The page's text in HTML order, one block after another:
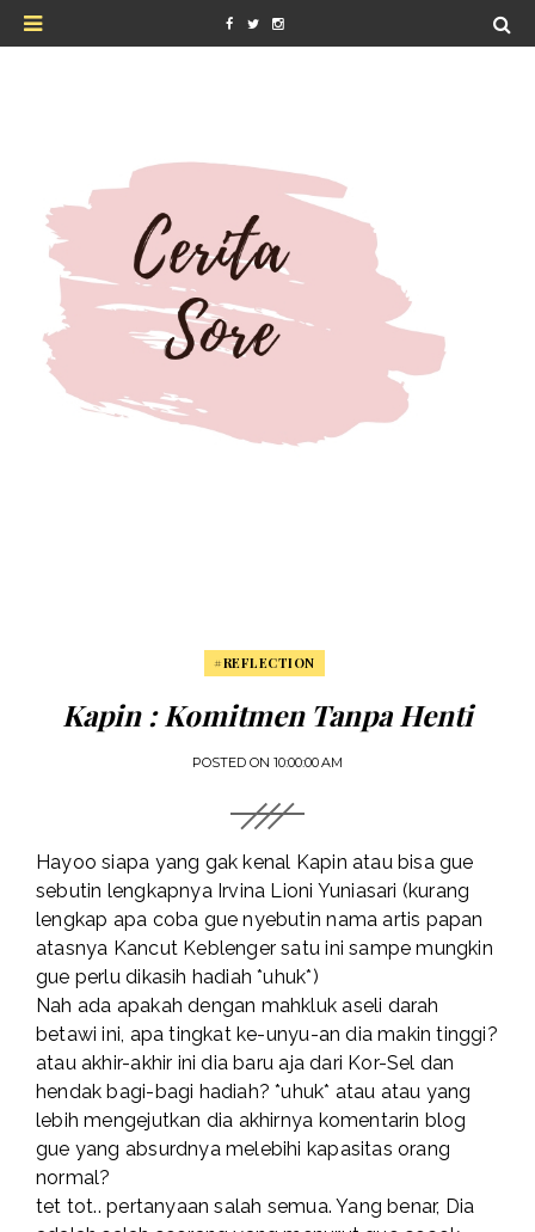
#REFLECTION
Kapin : Komitmen Tanpa Henti
POSTED ON 10:00:00 AM
Hayoo siapa yang gak kenal Kapin atau bisa gue
sebutin lengkapnya Irvina Lioni Yuniasari (kurang
lengkap apa coba gue nyebutin nama artis papan
atasnya Kancut Keblenger satu ini sampe mungkin
gue perlu dikasih hadiah *uhuk*)
Nah ada apakah dengan mahkluk aseli darah
betawi ini, apa tingkat ke-unyu-an dia makin tinggi?
atau akhir-akhir ini dia baru aja dari Kor-Sel dan
hendak bagi-bagi hadiah? *uhuk* atau atau yang
lebih mengejutkan dia akhirnya komentarin blog
gue yang absurdnya melebihi kapasitas orang
normal?
tet tot.. pertanyaan salah semua. Yang benar, Dia